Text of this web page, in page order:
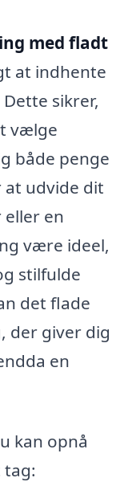
med fladt
at indhente
sikrer,
vælge
både penge
at udvide dit
en
være ideel,
stilfulde
det flade
der giver dig
en
kan opnå